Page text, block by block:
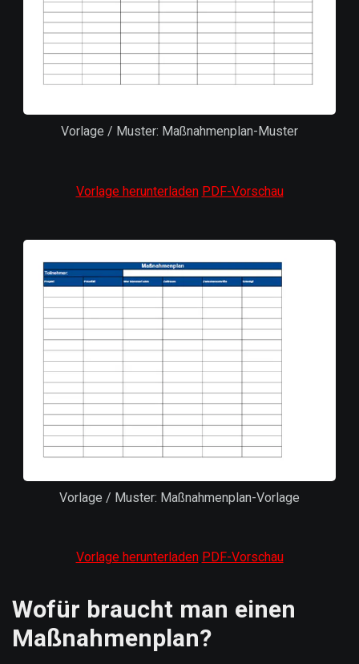
Vorlage / Muster: Maßnahmenplan-Muster
Vorlage herunterladen PDF-Vorschau
Vorlage / Muster: Maßnahmenplan-Vorlage
Vorlage herunterladen PDF-Vorschau
Wofür braucht man einen
Maßnahmenplan?